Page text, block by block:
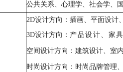
公共关系、心理学、社会学、
2D设计方向：插画、平面设计
3D设计方向： 产品设计、家
空间设计方向：建筑设计、室
时尚设计方向：时尚品牌管理